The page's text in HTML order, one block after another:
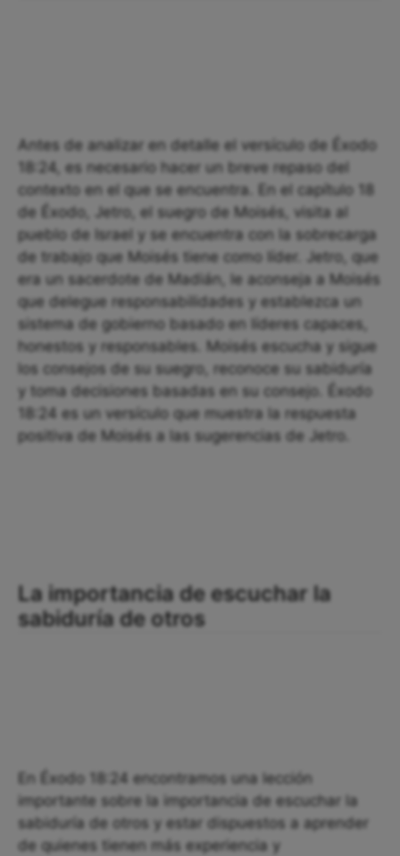
Antes de analizar en detalle el versículo de Éxodo
18:24, es necesario hacer un breve repaso del
contexto en el que se encuentra. En el capítulo 18
de Éxodo, Jetro, el suegro de Moisés, visita al
pueblo de Israel y se encuentra con la sobrecarga
de trabajo que Moisés tiene como líder. Jetro, que
era un sacerdote de Madián, le aconseja a Moisés
que delegue responsabilidades y establezca un
sistema de gobierno basado en líderes capaces,
honestos y responsables. Moisés escucha y sigue
los consejos de su suegro, reconoce su sabiduría
y toma decisiones basadas en su consejo. Éxodo
18:24 es un versículo que muestra la respuesta
positiva de Moisés a las sugerencias de Jetro.
La importancia de escuchar la
sabiduría de otros
En Éxodo 18:24 encontramos una lección
importante sobre la importancia de escuchar la
sabiduría de otros y estar dispuestos a aprender
de quienes tienen más experiencia y